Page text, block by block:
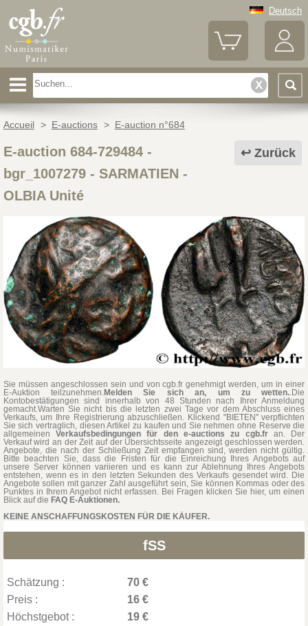
Deutsch
Accueil > E-auctions > E-auction n°684
Zurück
E-auction 684-729484 -
bgr_1007279- SARMATIEN -
OLBIA Unité
Sie müssen angeschlossen sein und von cgb.fr genehmigt werden, um in einer
E-Auktion teilzunehmen.Melden Sie sich an, um zu wetten..Die
Kontobestätigungen sind innerhalb von 48 Stunden nach Ihrer Anmeldung
gemacht.Warten Sie nicht bis die letzten zwei Tage vor dem Abschluss eines
Verkaufs, um Ihre Registrierung abzuschließen. Klickend "BIETEN" verpflichten
Sie sich vertraglich, diesen Artikel zu kaufen und Sie nehmen ohne Reserve die
allgemeinenVerkaufsbedingungen für den e-auctions zu cgb.fran. Der
Verkauf wird an der Zeit auf der Übersichtsseite angezeigt geschlossen werden.
Angebote, die nach der Schließung Zeit empfangen sind, werden nicht gültig.
Bitte beachten Sie, dass die Fristen für die Einreichung Ihres Angebots auf
unsere Server können variieren und es kann zur Ablehnung Ihres Angebots
entstehen, wenn es in den letzten Sekunden des Verkaufs gesendet wird. Die
Angebote sollen mit ganzer Zahl ausgeführt sein, Sie können Kommas oder des
Punktes in Ihrem Angebot nicht erfassen. Bei Fragen klicken Sie hier, um einen
Blick auf die FAQ E-Auktionen.
KEINE ANSCHAFFUNGSKOSTEN FÜR DIE KÄUFER.
fSS
Schätzung :
70 €
Preis :
16 €
Höchstgebot :
19 €